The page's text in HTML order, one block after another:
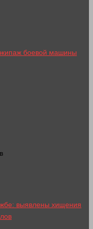
боевой машины
выявлены хищения